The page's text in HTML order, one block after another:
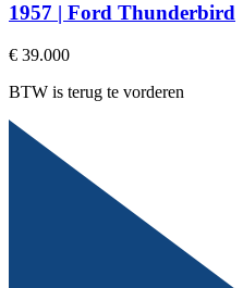
1957 | Ford Thunderbird
€ 39.000
BTW is terug te vorderen